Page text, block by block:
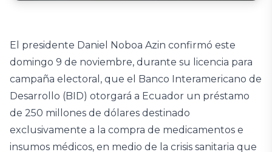
El presidente Daniel Noboa Azin confirmó este
domingo 9 de noviembre, durante su licencia para
campaña electoral, que el Banco Interamericano de
Desarrollo (BID) otorgará a Ecuador un préstamo
de 250 millones de dólares destinado
exclusivamente a la compra de medicamentos e
insumos médicos, en medio de la crisis sanitaria que